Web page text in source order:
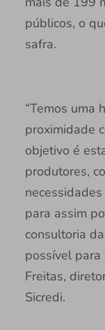
públicos, o
safra.
“Temos uma
proximidade
objetivo é
produtores,
para assim
consultoria
possível para
Freitas,
Sicredi.